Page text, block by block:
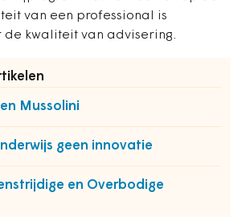
van een professional is
de kwaliteit van advisering.
Mussolini
geen innovatie
en Overbodige